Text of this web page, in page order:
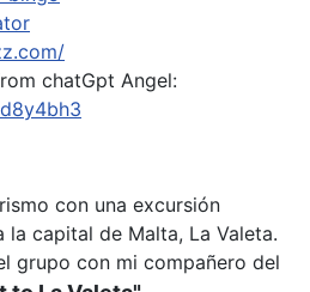
chatGpt Angel:
con una excursión
la capital de Malta, La Valeta.
grupo con mi compañero del